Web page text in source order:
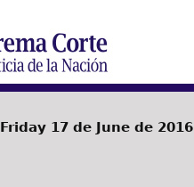
Friday 17 de June de 2016